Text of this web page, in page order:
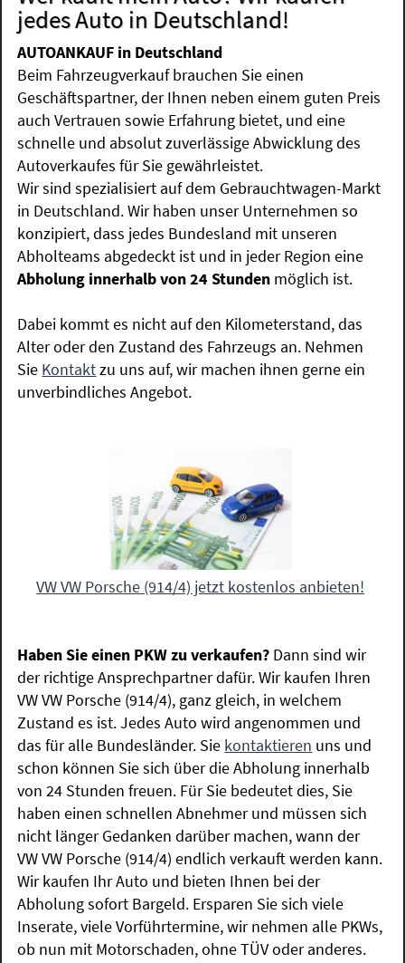
jedes Auto in Deutschland!
AUTOANKAUF in Deutschland
Beim Fahrzeugverkauf brauchen Sie einen
Geschäftspartner, der Ihnen neben einem guten Preis
auch Vertrauen sowie Erfahrung bietet, und eine
schnelle und absolut zuverlässige Abwicklung des
Autoverkaufes für Sie gewährleistet.
Wir sind spezialisiert auf dem Gebrauchtwagen-Markt
in Deutschland. Wir haben unser Unternehmen so
konzipiert, dass jedes Bundesland mit unseren
Abholteams abgedeckt ist und in jeder Region eine
Abholung innerhalb von 24 Stunden möglich ist.
Dabei kommt es nicht auf den Kilometerstand, das
Alter oder den Zustand des Fahrzeugs an. Nehmen
Sie Kontaktzu uns auf, wir machen ihnen gerne ein
unverbindliches Angebot.
VW VW Porsche (914/4) jetzt kostenlos anbieten!
Haben Sie einen PKW zu verkaufen? Dann sind wir
der richtige Ansprechpartner dafür. Wir kaufen Ihren
VW VW Porsche (914/4), ganz gleich, in welchem
Zustand es ist. Jedes Auto wird angenommen und
das für alle Bundesländer. Sie kontaktieren uns und
schon können Sie sich über die Abholung innerhalb
von 24 Stunden freuen. Für Sie bedeutet dies, Sie
haben einen schnellen Abnehmer und müssen sich
nicht länger Gedanken darüber machen, wann der
VW VW Porsche (914/4) endlich verkauft werden kann.
Wir kaufen Ihr Auto und bieten Ihnen bei der
Abholung sofort Bargeld. Ersparen Sie sich viele
Inserate, viele Vorführtermine, wir nehmen alle PKWs,
ob nun mit Motorschaden, ohne TÜV oder anderes.